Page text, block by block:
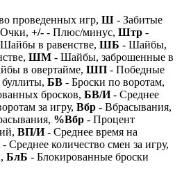
проведенных игр, Ш - Забитые
+/- - Плюс/минус, Штр -
в равенстве, ШБ - Шайбы,
ШМ - Шайбы, заброшенные в
в овертайме, ШП - Победные
БВ - Броски по воротам,
бросков, БВ/И- Среднее
за игру, Вбр - Вбрасывания,
%Вбр - Процент
ВП/И- Среднее время на
- Среднее количество смен за игру,
БлБ - Блокированные броски